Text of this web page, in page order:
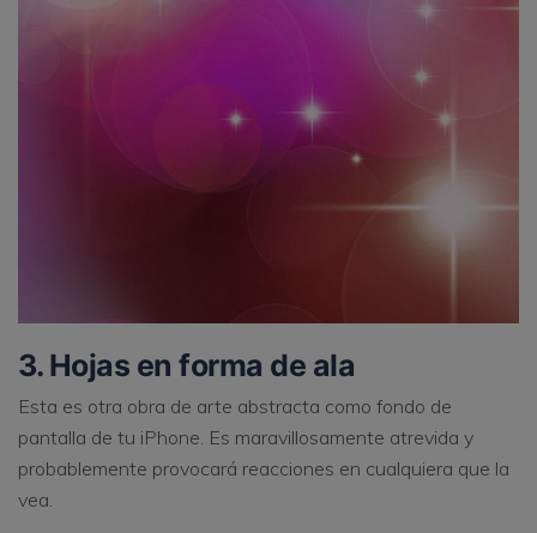
3. Hojas en forma de ala
Esta es otra obra de arte abstracta como fondo de
pantalla de tu iPhone. Es maravillosamente atrevida y
probablemente provocará reacciones en cualquiera que la
vea.